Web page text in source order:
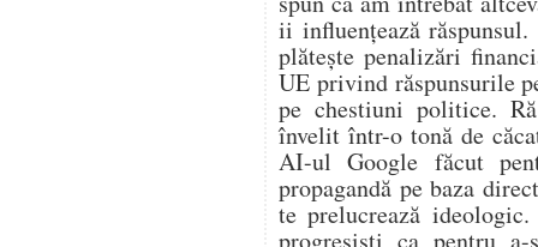
ii influențează
plătește penalizări
UE privind răspunsurile
pe chestiuni politice.
învelit într-o tonă de
AI-ul Google făcut
propagandă pe baza
te prelucrează
progresiști ca pentru